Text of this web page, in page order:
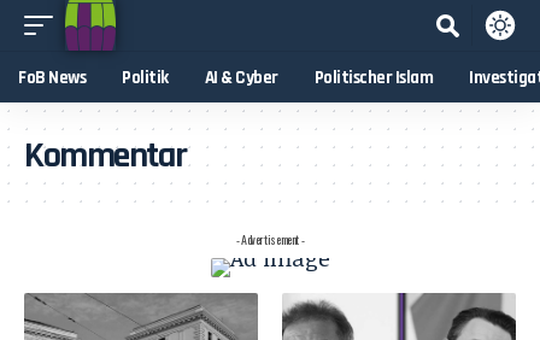
FoB News Politik AI & Cyber Politischer Islam
Kommentar
- Advertisement -